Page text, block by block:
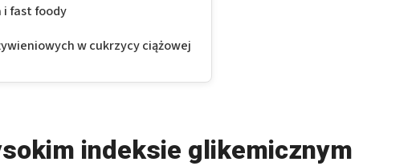
fast foody
w cukrzycy ciążowej
indeksie glikemicznym